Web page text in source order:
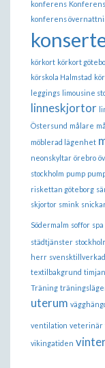
konferens
konferens
körkort körkort
körskola Halmstad
leggings limousine
linneskjortor
Östersund målare
möblerad lägenhet
neonskyltar örebro
stockholm pump
riskettan göteborg
skjortor smink
Södermalm soffor spa
städtjänster
herr
textilbakgrund timjan
Träning
uterum
ventilation veterinär
vikingatiden